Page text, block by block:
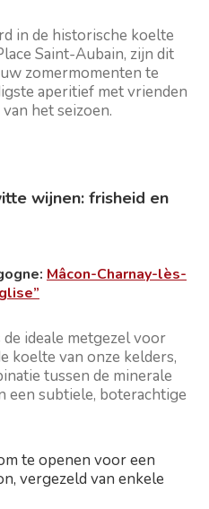
in de historische koelte
Saint-Aubain, zijn dit
zomermomenten te
aperitief met vrienden
het seizoen.
wijnen: frisheid en
Mâcon-Charnay-lès-
ideale metgezel voor
koelte van onze kelders,
tussen de minerale
een subtiele, boterachtige
te openen voor een
vergezeld van enkele